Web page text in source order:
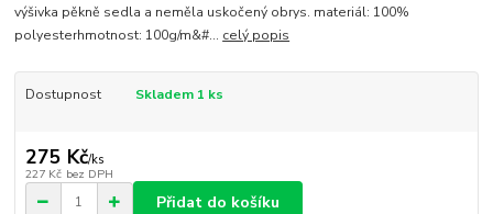
výšivka pěkně sedla a neměla uskočený obrys. materiál: 100%
polyesterhmotnost: 100g/m&#... celý popis
Dostupnost Skladem 1 ks
275 Kč/ks
227 Kč bez DPH
Přidat do košíku